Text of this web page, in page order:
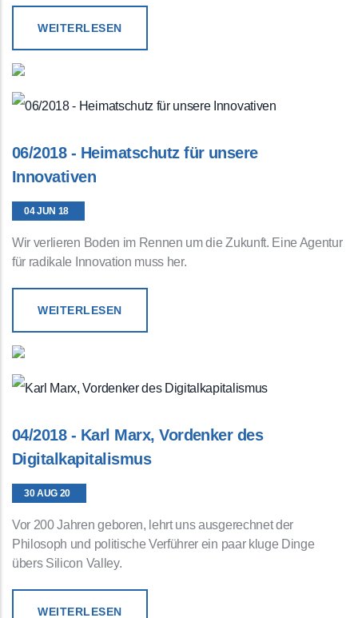
WEITERLESEN
06/2018 - Heimatschutz für unsere
Innovativen
04 JUN 18
Wir verlieren Boden im Rennen um die Zukunft. Eine Agentur
für radikale Innovation muss her.
WEITERLESEN
04/2018 - Karl Marx, Vordenker des
Digitalkapitalismus
30 AUG 20
Vor 200 Jahren geboren, lehrt uns ausgerechnet der
Philosoph und politische Verführer ein paar kluge Dinge
übers Silicon Valley.
WEITERLESEN